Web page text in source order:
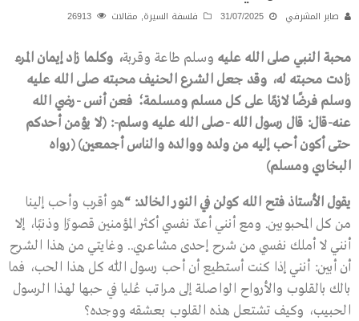
صابر المشرفي 31/07/2025 فلسفة السيرة, مقالات
محبة النبي صلى الله عليه وسلم طاعة وقربة، وكلما زاد إيمان المرء
زادت محبته له، وقد جعل الشرع الحنيف محبته صلى الله عليه
وسلم فرضًا لازمًا على كل مسلم ومسلمة؛ فعن أنس -رضي الله
عنه-قال: قال رسول الله -صلى الله عليه وسلم-: (لا يؤمن أحدكم
حتى أكون أحب إليه من ولده ووالده والناس أجمعين) (رواه
البخاري ومسلم)
يقول الأستاذ فتح الله كولن في النور الخالد: “هو أقرب وأحب إلينا
من كل المحبوبين. ومع أنني أعدّ نفسي أكثر المؤمنين قصورًا وذنبًا، إلا
أنني لا أملك نفسي من شرح إحدى مشاعري.. وغايتي من هذا الشرح
أن أبين: أنني إذا كنت أستطيع أن أحب رسول اللّٰه كل هذا الحب، فما
بالك بالقلوب والأرواح الواصلة إلى مراتب عُليا في حبها لهذا الرسول
الحبيب، وكيف تشتعل هذه القلوب بعشقه ووجده؟